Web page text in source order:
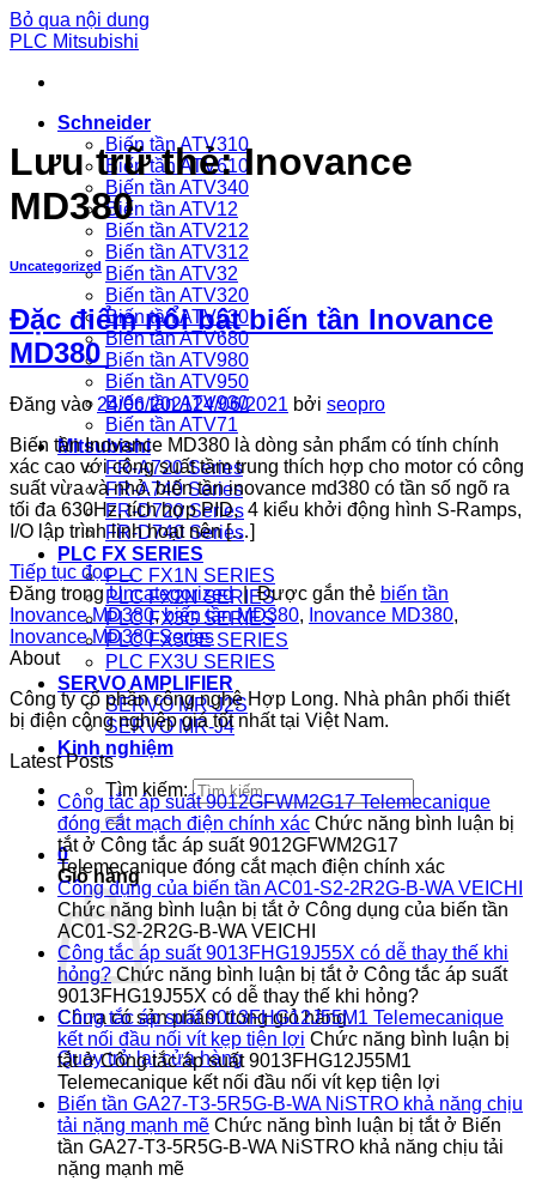
Bỏ qua nội dung
PLC Mitsubishi
Schneider
Biến tần ATV310
Biến tần ATV610
Biến tần ATV340
Biến tần ATV12
Biến tần ATV212
Biến tần ATV312
Biến tần ATV32
Biến tần ATV320
Biến tần ATV630
Biến tần ATV680
Biến tần ATV980
Biến tần ATV950
Biến tần ATV930
Biến tần ATV71
Mitsubishi
FR-A720 Series
FR-A740 Series
FR-D720 Series
FR-D740 Series
PLC FX SERIES
PLC FX1N SERIES
PLC FX2N SERIES
PLC FX3G SERIES
PLC FX3GE SERIES
PLC FX3U SERIES
SERVO AMPLIFIER
SERVO MR-J2S
SERVO MR-J4
Kinh nghiệm
Tìm kiếm:
0
Giỏ hàng
Chưa có sản phẩm trong giỏ hàng.
Quay trở lại cửa hàng
Lưu trữ thẻ:Inovance
MD380
Uncategorized
Đặc điểm nổi bật biến tần Inovance
MD380
Đăng vào 24/06/202124/06/2021 bởi seopro
Biến tần Inovance MD380 là dòng sản phẩm có tính chính
xác cao với công suất tầm trung thích hợp cho motor có công
suất vừa và nhỏ. biến tần inovance md380 có tần số ngõ ra
tối đa 630Hz, tích hợp PID, 4 kiểu khởi động hình S-Ramps,
I/O lập trình linh hoạt nên […]
Tiếp tục đọc→
Đăng trongUncategorized | Được gắn thẻ biến tần
Inovance MD380,biến tần MD380, Inovance MD380,
Inovance MD380 Series
About
Công ty cổ phần công nghệ Hợp Long. Nhà phân phối thiết
bị điện công nghiệp giá tốt nhất tại Việt Nam.
Latest Posts
Công tắc áp suất 9012GFWM2G17 Telemecanique
đóng cắt mạch điện chính xác Chức năng bình luận bị
tắtở Công tắc áp suất 9012GFWM2G17
Telemecanique đóng cắt mạch điện chính xác
Công dụng của biến tần AC01-S2-2R2G-B-WA VEICHI
Chức năng bình luận bị tắtở Công dụng của biến tần
AC01-S2-2R2G-B-WA VEICHI
Công tắc áp suất 9013FHG19J55X có dễ thay thế khi
hỏng? Chức năng bình luận bị tắtở Công tắc áp suất
9013FHG19J55X có dễ thay thế khi hỏng?
Công tắc áp suất 9013FHG12J55M1 Telemecanique
kết nối đầu nối vít kẹp tiện lợi Chức năng bình luận bị
tắtở Công tắc áp suất 9013FHG12J55M1
Telemecanique kết nối đầu nối vít kẹp tiện lợi
Biến tần GA27-T3-5R5G-B-WA NiSTRO khả năng chịu
tải nặng mạnh mẽ Chức năng bình luận bị tắtở Biến
tần GA27-T3-5R5G-B-WA NiSTRO khả năng chịu tải
nặng mạnh mẽ